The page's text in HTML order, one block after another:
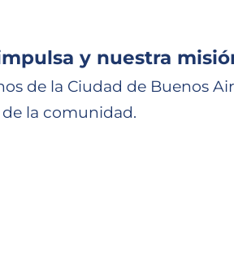
y nuestra
de la Ciudad de Buenos
de la comunidad.